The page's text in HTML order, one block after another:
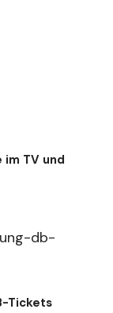
im TV und
Tickets